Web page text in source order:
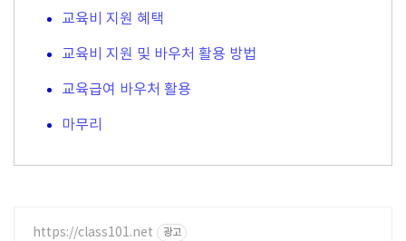
교육비 지원 혜택
교육비 지원 및 바우처 활용 방법
교육급여 바우처 활용
마무리
https://class101.net 광고